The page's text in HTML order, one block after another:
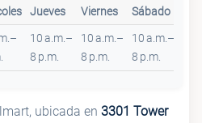
Jueves Viernes Sábado
10 a.m.–
8 p.m.
10 a.m.–
8 p.m.
10 a.m.–
8 p.m.
ubicada en 3301 Tower